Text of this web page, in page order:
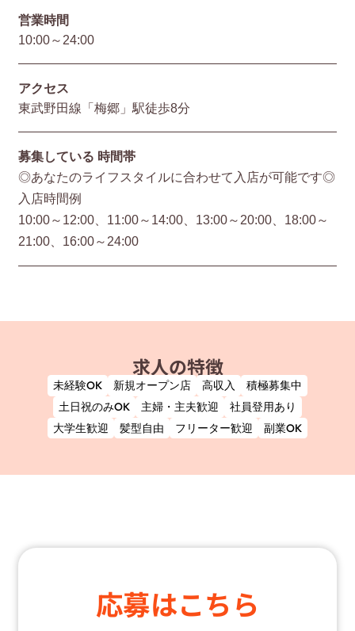
営業時間
10:00～24:00
アクセス
東武野田線「梅郷」駅徒歩8分
募集している 時間帯
◎あなたのライフスタイルに合わせて入店が可能です◎
入店時間例
10:00～12:00、11:00～14:00、13:00～20:00、18:00～
21:00、16:00～24:00
求人の特徴
未経験OK 新規オープン店 高収入
積極募集中
土日祝のみOK
主婦・主夫歓迎
社員登用あり
大学生歓迎
髪型自由 フリーター歓迎 副業OK
応募はこちら